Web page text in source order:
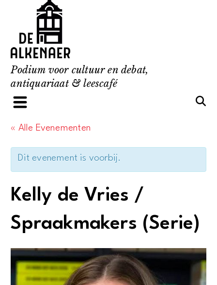
content
Podium voor cultuur en debat,
antiquariaat & leescafé
« Alle Evenementen
Dit evenement is voorbij.
Kelly de Vries /
Spraakmakers (Serie)